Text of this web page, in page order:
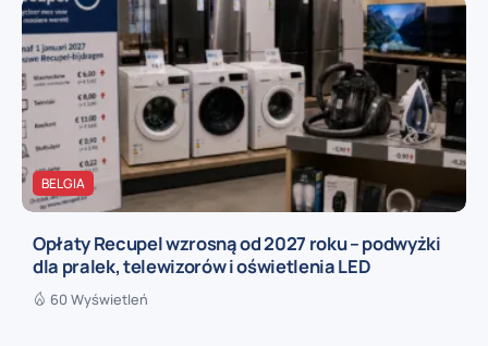
BELGIA
Opłaty Recupel wzrosną od 2027 roku – podwyżki
dla pralek, telewizorów i oświetlenia LED
60 Wyświetleń